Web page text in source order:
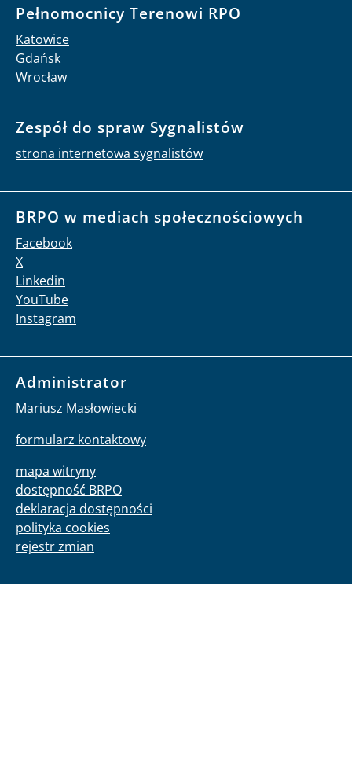
Pełnomocnicy Terenowi RPO
Katowice
Gdańsk
Wrocław
Zespół do spraw Sygnalistów
strona internetowa sygnalistów
BRPO w mediach społecznościowych
Facebook
X
Linkedin
YouTube
Instagram
Administrator
Mariusz Masłowiecki
formularz kontaktowy
mapa witryny
dostępność BRPO
deklaracja dostępności
polityka cookies
rejestr zmian